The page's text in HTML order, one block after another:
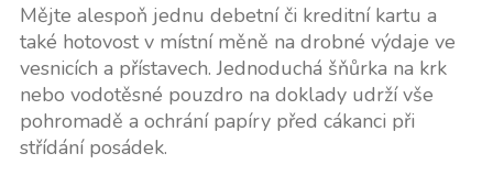
Mějte alespoň jednu debetní či kreditní kartu a
také hotovost v místní měně na drobné výdaje ve
vesnicích a přístavech. Jednoduchá šňůrka na krk
nebo vodotěsné pouzdro na doklady udrží vše
pohromadě a ochrání papíry před cákanci při
střídání posádek.